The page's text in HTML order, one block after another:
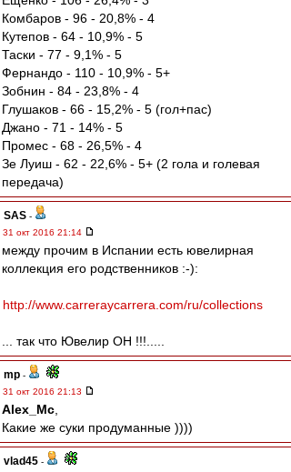
Комбаров - 96 - 20,8% - 4
Кутепов - 64 - 10,9% - 5
Таски - 77 - 9,1% - 5
Фернандо - 110 - 10,9% - 5+
Зобнин - 84 - 23,8% - 4
Глушаков - 66 - 15,2% - 5 (гол+пас)
Джано - 71 - 14% - 5
Промес - 68 - 26,5% - 4
Зе Луиш - 62 - 22,6% - 5+ (2 гола и голевая
передача)
SAS -
31 окт 2016 21:14
между прочим в Испании есть ювелирная
коллекция его родственников :-):
http://www.carreraycarrera.com/ru/collections
... так что Ювелир ОН !!!.....
mp -
31 окт 2016 21:13
Alex_Mc
Какие же суки продуманные ))))
vlad45 -